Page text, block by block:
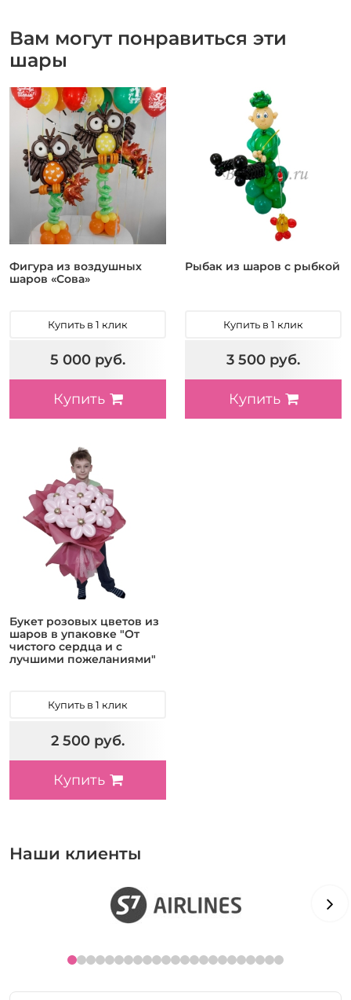
Вам могут понравиться эти
шары
Фигура из воздушных
шаров «Сова»
Купить в 1 клик
5 000 руб.
Купить
Рыбак из шаров с рыбкой
Купить в 1 клик
3 500 руб.
Купить
Букет розовых цветов из
шаров в упаковке "От
чистого сердца и с
лучшими пожеланиями"
Купить в 1 клик
2 500 руб.
Купить
Наши клиенты